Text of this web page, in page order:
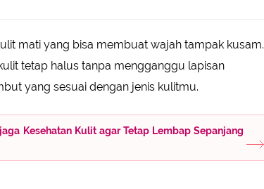
mati yang bisa membuat wajah tampak kusam.
tetap halus tanpa mengganggu lapisan
yang sesuai dengan jenis kulitmu.
Kesehatan Kulit agar Tetap Lembap Sepanjang